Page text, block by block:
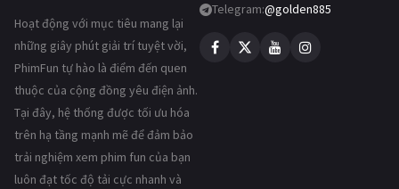
Hoạt động với mục tiêu mang lại
những giây phút giải trí tuyệt vời,
PhimFun tự hào là điểm đến quen
thuộc của cộng đồng yêu điện ảnh.
Tại đây, hệ thống được tối ưu hóa
trên hạ tầng mạnh mẽ để đảm bảo
trải nghiệm xem phim fun của bạn
luôn đạt tốc độ tải cực nhanh và
Telegram:@golden885